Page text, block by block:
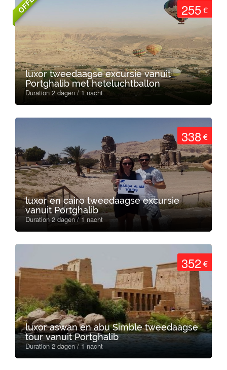
255€
luxor tweedaagse excursie vanuit
Portghalib met heteluchtballon
Duration 2 dagen / 1 nacht
338€
luxor en cairo tweedaagse excursie
vanuit Portghalib
Duration 2 dagen / 1 nacht
352€
luxor aswan en abu Simble tweedaagse
tour vanuit Portghalib
Duration 2 dagen / 1 nacht